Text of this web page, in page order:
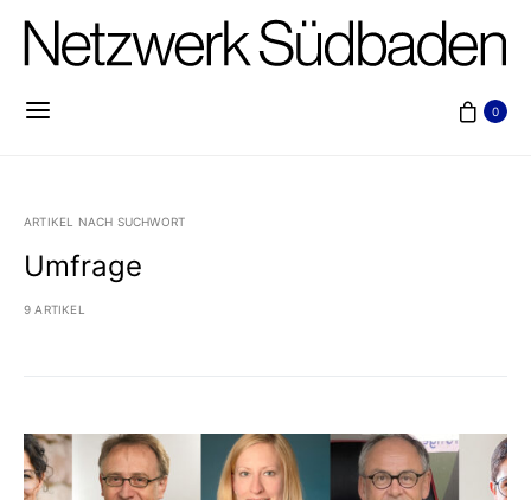
0
ARTIKEL NACH SUCHWORT
Umfrage
9 ARTIKEL